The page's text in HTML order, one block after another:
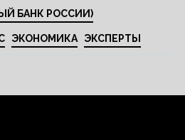
БАНК РОССИИ)
ЭКОНОМИКА ЭКСПЕРТЫ